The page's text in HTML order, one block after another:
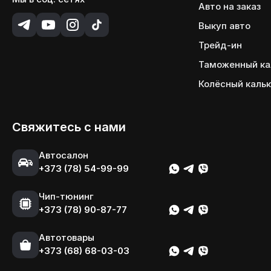
Авто на заказ
Выкуп авто
Трейд-ин
Таможенный
Колёсный
Свяжитесь с нами
Автосалон
+373 (78) 54-99-99
Чип-тюнинг
+373 (78) 90-87-77
Автотовары
+373 (68) 68-03-03